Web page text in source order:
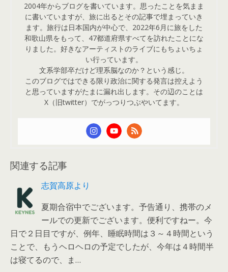
2004年からブログを書いています。思ったことを気まま
に書いていますが、旅に出るとその記事で埋まっていき
ます。旅行は日本国内が中心で、2022年6月に旅をした
和歌山県をもって、47都道府県すべてを訪れたことにな
りました。好きなアーティストのライブにもちょいちょ
い行っています。
文系学部卒だけど理系脳なのか？という感じ。
このブログではできる限り政治に関する発言は控えよう
と思っていますがたまに漏れ出します。その辺のことは
X（旧twitter）でがっつりつぶやいてます。
関連する記事
志賀高原より
夏期合宿中でございます。予告通り、携帯のメ
ールでの更新でございます。便利ですねー。今
日で２日目ですが、例年、睡眠時間は３～４時間という
ことで、もうヘロヘロの予定でしたが、今年は４時間半
は寝てるので、ま…